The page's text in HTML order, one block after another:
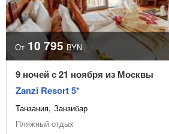
От 10 795 BYN
9 ночей с 21 ноября из Москвы
Zanzi Resort 5*
Танзания Занзибар
Пляжный отдых